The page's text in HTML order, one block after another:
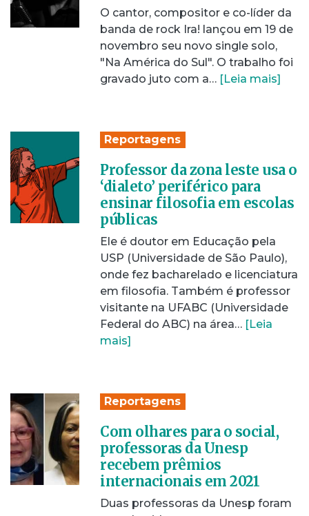
O cantor, compositor e co-líder da
banda de rock Ira! lançou em 19 de
novembro seu novo single solo,
"Na América do Sul". O trabalho foi
gravado juto com a… [Leia mais]
Reportagens
Professor da zona leste usa o
‘dialeto’ periférico para
ensinar filosofia em escolas
públicas
Ele é doutor em Educação pela
USP (Universidade de São Paulo),
onde fez bacharelado e licenciatura
em filosofia. Também é professor
visitante na UFABC (Universidade
Federal do ABC) na área… [Leia
mais]
Reportagens
Com olhares para o social,
professoras da Unesp
recebem prêmios
internacionais em 2021
Duas professoras da Unesp foram